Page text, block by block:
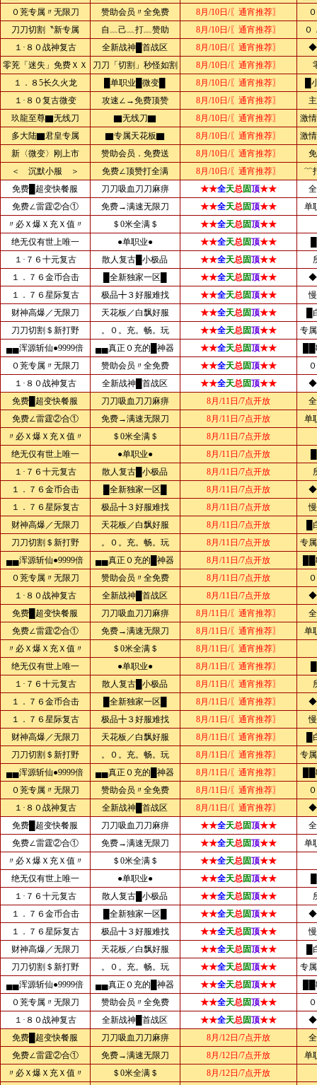
０茺专属〃无限刀
赞助会员〃全免费 8月/10日/〖通宵推荐〗
刀刀切割〝新专属
自﹏己﹏打﹏赞助 8月/10日/〖通宵推荐〗
０
１·８０战神复古
全新战神█首战区 8月/10日/〖通宵推荐〗
◆
零茺「迷失」免费ＸＸ
刀刀「切割」秒怪如割 8月/10日/〖通宵推荐〗
１．８5长久火龙
█单职业█微变█ 8月/10日/〖通宵推荐〗
█
１·８０复古微变
攻速∠→免费顶赞 8月/10日/〖通宵推荐〗
玖龍至尊▇无线刀
▇无线刀▇ 8月/10日/〖通宵推荐〗
激
多大陆▇君皇专属
▇专属天花板▇ 8月/10日/〖通宵推荐〗
激
新〈微变〉刚上市
赞助会员．免费送 8月/10日/〖通宵推荐〗
＜ 沉默小服 ＞
免费∠顶赞打全满 8月/10日/〖通宵推荐〗
﹌
免费█超变快餐服
刀刀吸血刀刀麻痹 ★★全天总固顶★★
免费∠雷霆②合①
免费→满速无限刀 ★★全天总固顶★★
单
〃必Ｘ爆Ｘ充Ｘ值〃
＄0米全满＄ ★★全天总固顶★★
绝无仅有世上唯一
●单职业● ★★全天总固顶★★
１·７６十元复古
散人复古█小极品 ★★全天总固顶★★
１．７６金币合击
█全新独家一区█ ★★全天总固顶★★
◆
１．７６星际复古
极品╋３好服难找 ★★全天总固顶★★
财神高爆／无限刀
天花板／白飘好服 ★★全天总固顶★★
刀刀切割＄新打野
。０。充。畅。玩 ★★全天总固顶★★
专
▄▄浑源斩仙●9999倍
▄▄真正０充的█神器 ★★全天总固顶★★
０茺专属〃无限刀
赞助会员〃全免费 ★★全天总固顶★★
１·８０战神复古
全新战神█首战区 ★★全天总固顶★★
◆
免费█超变快餐服
刀刀吸血刀刀麻痹 8月/11日/7点开放
免费∠雷霆②合①
免费→满速无限刀 8月/11日/7点开放
单
〃必Ｘ爆Ｘ充Ｘ值〃
＄0米全满＄
8月/11日/7点开放
绝无仅有世上唯一
●单职业● 8月/11日/7点开放
１·７６十元复古
散人复古█小极品 8月/11日/7点开放
１．７６金币合击
█全新独家一区█ 8月/11日/7点开放
◆
１．７６星际复古
极品╋３好服难找 8月/11日/7点开放
财神高爆／无限刀
天花板／白飘好服 8月/11日/7点开放
刀刀切割＄新打野
。０。充。畅。玩 8月/11日/7点开放
专
▄▄浑源斩仙●9999倍
▄▄真正０充的█神器 8月/11日/7点开放
０茺专属〃无限刀
赞助会员〃全免费 8月/11日/7点开放
１·８０战神复古
全新战神█首战区 8月/11日/7点开放
◆
免费█超变快餐服
刀刀吸血刀刀麻痹 8月/11日/〖通宵推荐〗
免费∠雷霆②合①
免费→满速无限刀 8月/11日/〖通宵推荐〗
单
〃必Ｘ爆Ｘ充Ｘ值〃
＄0米全满＄
8月/11日/〖通宵推荐〗
绝无仅有世上唯一
●单职业● 8月/11日/〖通宵推荐〗
１·７６十元复古
散人复古█小极品 8月/11日/〖通宵推荐〗
１．７６金币合击
█全新独家一区█ 8月/11日/〖通宵推荐〗
◆
１．７６星际复古
极品╋３好服难找 8月/11日/〖通宵推荐〗
财神高爆／无限刀
天花板／白飘好服 8月/11日/〖通宵推荐〗
刀刀切割＄新打野
。０。充。畅。玩 8月/11日/〖通宵推荐〗
专
▄▄浑源斩仙●9999倍
▄▄真正０充的█神器 8月/11日/〖通宵推荐〗
０茺专属〃无限刀
赞助会员〃全免费 8月/11日/〖通宵推荐〗
１·８０战神复古
全新战神█首战区 8月/11日/〖通宵推荐〗
◆
免费█超变快餐服
刀刀吸血刀刀麻痹 ★★全天总固顶★★
免费∠雷霆②合①
免费→满速无限刀 ★★全天总固顶★★
单
〃必Ｘ爆Ｘ充Ｘ值〃
＄0米全满＄ ★★全天总固顶★★
绝无仅有世上唯一
●单职业● ★★全天总固顶★★
１·７６十元复古
散人复古█小极品 ★★全天总固顶★★
１．７６金币合击
█全新独家一区█ ★★全天总固顶★★
◆
１．７６星际复古
极品╋３好服难找 ★★全天总固顶★★
财神高爆／无限刀
天花板／白飘好服 ★★全天总固顶★★
刀刀切割＄新打野
。０。充。畅。玩 ★★全天总固顶★★
专
▄▄浑源斩仙●9999倍
▄▄真正０充的█神器 ★★全天总固顶★★
０茺专属〃无限刀
赞助会员〃全免费 ★★全天总固顶★★
１·８０战神复古
全新战神█首战区 ★★全天总固顶★★
◆
免费█超变快餐服
刀刀吸血刀刀麻痹 8月/12日/7点开放
免费∠雷霆②合①
免费→满速无限刀 8月/12日/7点开放
单
〃必Ｘ爆Ｘ充Ｘ值〃
＄0米全满＄
8月/12日/7点开放